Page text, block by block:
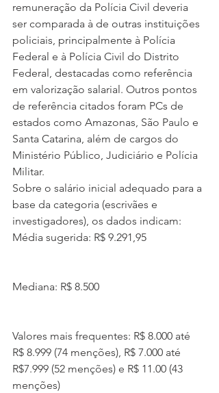
remuneração da Polícia Civil deveria
ser comparada à de outras instituições
policiais, principalmente à Polícia
Federal e à Polícia Civil do Distrito
Federal, destacadas como referência
em valorização salarial. Outros pontos
de referência citados foram PCs de
estados como Amazonas, São Paulo e
Santa Catarina, além de cargos do
Ministério Público, Judiciário e Polícia
Militar.
Sobre o salário inicial adequado para a
base da categoria (escrivães e
investigadores), os dados indicam:
Média sugerida: R$ 9.291,95
Mediana: R$ 8.500
Valores mais frequentes: R$ 8.000 até
R$ 8.999 (74 menções), R$ 7.000 até
R$7.999 (52 menções) e R$ 11.00 (43
menções)